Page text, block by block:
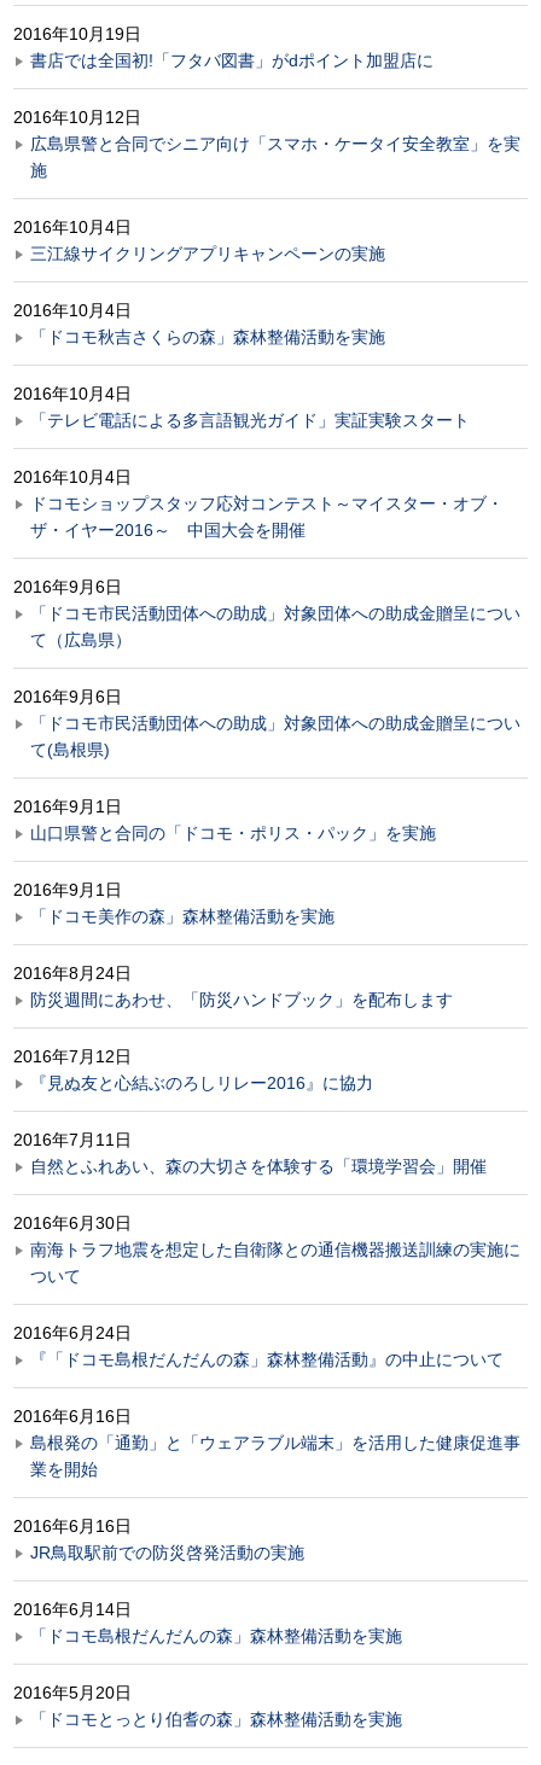
2016年10月19日
書店では全国初!「フタバ図書」がdポイント加盟店に
2016年10月12日
広島県警と合同でシニア向け「スマホ・ケータイ安全教室」を実
施
2016年10月4日
三江線サイクリングアプリキャンペーンの実施
2016年10月4日
「ドコモ秋吉さくらの森」森林整備活動を実施
2016年10月4日
「テレビ電話による多言語観光ガイド」実証実験スタート
2016年10月4日
ドコモショップスタッフ応対コンテスト～マイスター・オブ・
ザ・イヤー2016～ 中国大会を開催
2016年9月6日
「ドコモ市民活動団体への助成」対象団体への助成金贈呈につい
て（広島県）
2016年9月6日
「ドコモ市民活動団体への助成」対象団体への助成金贈呈につい
て(島根県)
2016年9月1日
山口県警と合同の「ドコモ・ポリス・パック」を実施
2016年9月1日
「ドコモ美作の森」森林整備活動を実施
2016年8月24日
防災週間にあわせ、「防災ハンドブック」を配布します
2016年7月12日
『見ぬ友と心結ぶのろしリレー2016』に協力
2016年7月11日
自然とふれあい、森の大切さを体験する「環境学習会」開催
2016年6月30日
南海トラフ地震を想定した自衛隊との通信機器搬送訓練の実施に
ついて
2016年6月24日
『「ドコモ島根だんだんの森」森林整備活動』の中止について
2016年6月16日
島根発の「通勤」と「ウェアラブル端末」を活用した健康促進事
業を開始
2016年6月16日
JR鳥取駅前での防災啓発活動の実施
2016年6月14日
「ドコモ島根だんだんの森」森林整備活動を実施
2016年5月20日
「ドコモとっとり伯耆の森」森林整備活動を実施